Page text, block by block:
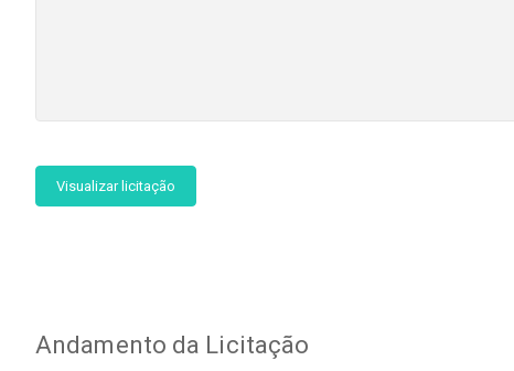
Visualizar licitação
Andamento da Licitação